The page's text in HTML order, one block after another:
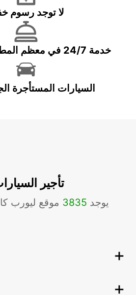
لا توجد رسوم
خدمة 24/7 في معظم المطارات الرئيسية
السيارات المستأجرة
تأجير
يوجد 3835 موقع ليورب